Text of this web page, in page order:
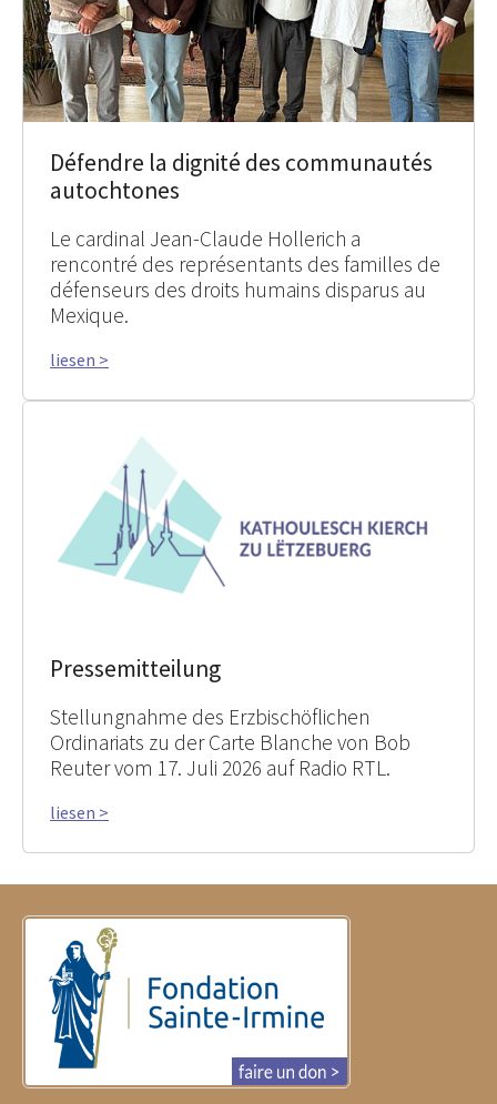
Défendre la dignité des communautés
autochtones
Le cardinal Jean-Claude Hollerich a
rencontré des représentants des familles de
défenseurs des droits humains disparus au
Mexique.
liesen >
Pressemitteilung
Stellungnahme des Erzbischöflichen
Ordinariats zu der Carte Blanche von Bob
Reuter vom 17. Juli 2026 auf Radio RTL.
liesen >